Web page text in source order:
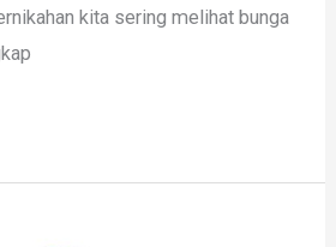
kita sering melihat bunga